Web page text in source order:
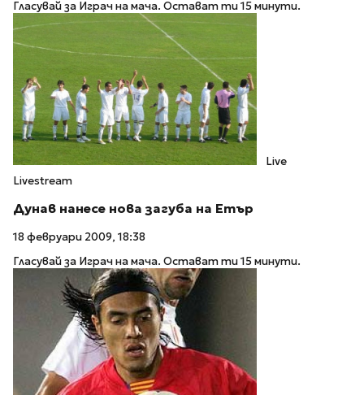
Гласувай за Играч на мача. Остават ти 15 минути.
Live
Livestream
Дунав нанесе нова загуба на Етър
18 февруари 2009, 18:38
Гласувай за Играч на мача. Остават ти 15 минути.